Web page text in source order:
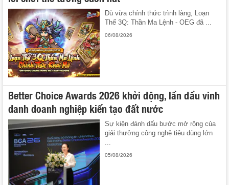
Dù vừa chính thức trình làng, Loạn
Thế 3Q: Thần Ma Lệnh - OEG đã ...
06/08/2026
Better Choice Awards 2026 khởi động, lần đầu vinh
danh doanh nghiệp kiến tạo đất nước
Sự kiện đánh dấu bước mở rộng của
giải thưởng công nghệ tiêu dùng lớn
...
05/08/2026